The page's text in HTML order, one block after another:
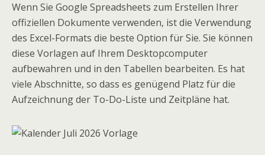
Wenn Sie Google Spreadsheets zum Erstellen Ihrer
offiziellen Dokumente verwenden, ist die Verwendung
des Excel-Formats die beste Option für Sie. Sie können
diese Vorlagen auf Ihrem Desktopcomputer
aufbewahren und in den Tabellen bearbeiten. Es hat
viele Abschnitte, so dass es genügend Platz für die
Aufzeichnung der To-Do-Liste und Zeitpläne hat.